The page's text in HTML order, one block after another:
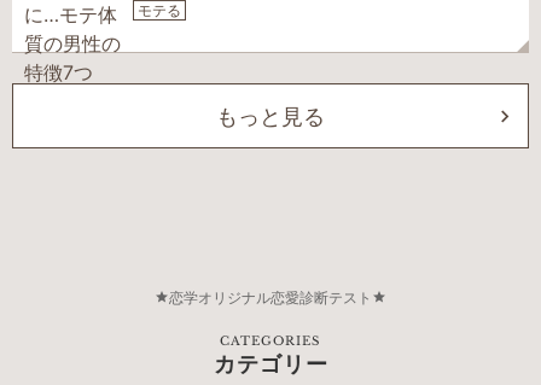
モテる
もっと見る
恋学オリジナル恋愛診断テスト
CATEGORIES
カテゴリー